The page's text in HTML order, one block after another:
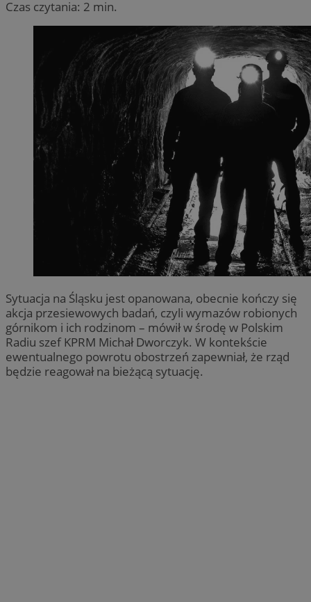
Czas czytania: 2 min.
Sytuacja na Śląsku jest opanowana, obecnie kończy się
akcja przesiewowych badań, czyli wymazów robionych
górnikom i ich rodzinom – mówił w środę w Polskim
Radiu szef KPRM Michał Dworczyk. W kontekście
ewentualnego powrotu obostrzeń zapewniał, że rząd
będzie reagował na bieżącą sytuację.